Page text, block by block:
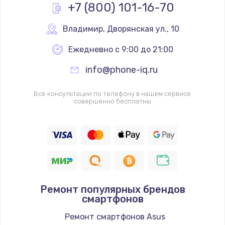
+7 (800) 101-16-70
Владимир, Дворянская ул., 10
Ежедневно с 9:00 до 21:00
info@phone-iq.ru
Все консультации по телефону в нашем сервисе
совершенно бесплатны
Ремонт популярных брендов
смартфонов
Ремонт смартфонов Asus